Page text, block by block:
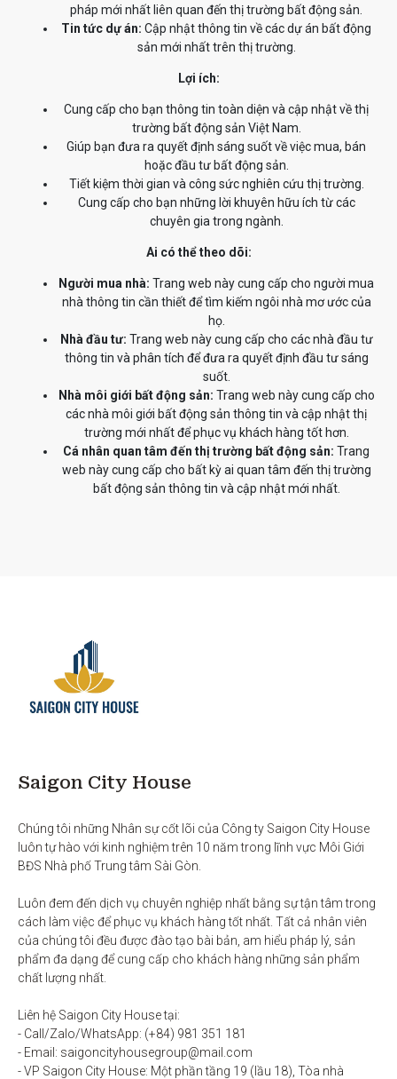
pháp mới nhất liên quan đến thị trường bất động sản.
Tin tức dự án: Cập nhật thông tin về các dự án bất động
sản mới nhất trên thị trường.
Lợi ích:
Cung cấp cho bạn thông tin toàn diện và cập nhật về thị
trường bất động sản Việt Nam.
Giúp bạn đưa ra quyết định sáng suốt về việc mua, bán
hoặc đầu tư bất động sản.
Tiết kiệm thời gian và công sức nghiên cứu thị trường.
Cung cấp cho bạn những lời khuyên hữu ích từ các
chuyên gia trong ngành.
Ai có thể theo dõi:
Người mua nhà: Trang web này cung cấp cho người mua
nhà thông tin cần thiết để tìm kiếm ngôi nhà mơ ước của
họ.
Nhà đầu tư: Trang web này cung cấp cho các nhà đầu tư
thông tin và phân tích để đưa ra quyết định đầu tư sáng
suốt.
Nhà môi giới bất động sản: Trang web này cung cấp cho
các nhà môi giới bất động sản thông tin và cập nhật thị
trường mới nhất để phục vụ khách hàng tốt hơn.
Cá nhân quan tâm đến thị trường bất động sản: Trang
web này cung cấp cho bất kỳ ai quan tâm đến thị trường
bất động sản thông tin và cập nhật mới nhất.
Saigon City House
Chúng tôi những Nhân sự cốt lõi của Công ty Saigon City House
luôn tự hào với kinh nghiệm trên 10 năm trong lĩnh vực Môi Giới
BĐS Nhà phố Trung tâm Sài Gòn.
Luôn đem đến dịch vụ chuyên nghiệp nhất bằng sự tận tâm trong
cách làm việc để phục vụ khách hàng tốt nhất. Tất cả nhân viên
của chúng tôi đều được đào tạo bài bản, am hiểu pháp lý, sản
phẩm đa dạng để cung cấp cho khách hàng những sản phẩm
chất lượng nhất.
Liên hệ Saigon City House tại:
- Call/Zalo/WhatsApp: (+84) 981 351 181
- Email: saigoncityhousegroup@mail.com
- VP Saigon City House: Một phần tầng 19 (lầu 18), Tòa nhà